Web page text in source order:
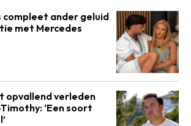
ander geluid
met Mercedes
opvallend verleden
‘Een soort